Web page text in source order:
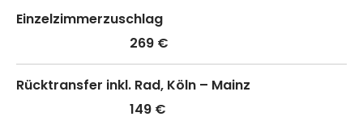
Einzelzimmerzuschlag
269 €
Rücktransfer inkl. Rad, Köln – Mainz
149 €